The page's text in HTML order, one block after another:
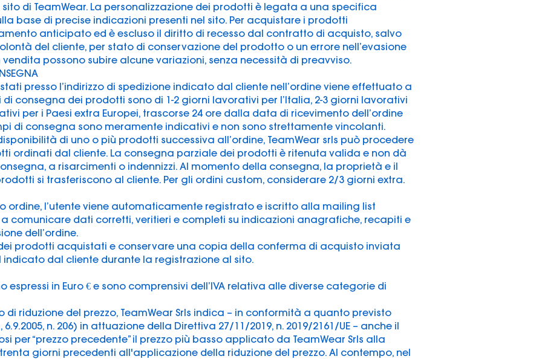
di TeamWear. La personalizzazione dei prodotti è legata a una specifica
base di precise indicazioni presenti nel sito. Per acquistare i prodotti
anticipato ed è escluso il diritto di recesso dal contratto di acquisto, salvo
del cliente, per stato di conservazione del prodotto o un errore nell’evasione
vendita possono subire alcune variazioni, senza necessità di preavviso.
presso l’indirizzo di spedizione indicato dal cliente nell’ordine viene effettuato a
di consegna dei prodotti sono di 1-2 giorni lavorativi per l’Italia, 2-3 giorni lavorativi
per i Paesi extra Europei, trascorse 24 ore dalla data di ricevimento dell’ordine
di consegna sono meramente indicativi e non sono strettamente vincolanti.
di uno o più prodotti successiva all’ordine, TeamWear srls può procedere
ordinati dal cliente. La consegna parziale dei prodotti è ritenuta valida e non dà
a risarcimenti o indennizzi. Al momento della consegna, la proprietà e il
si trasferiscono al cliente. Per gli ordini custom, considerare 2/3 giorni extra.
ordine, l’utente viene automaticamente registrato e iscritto alla mailing list
a comunicare dati corretti, veritieri e completi su indicazioni anagrafiche, recapiti e
dell’ordine.
prodotti acquistati e conservare una copia della conferma di acquisto inviata
indicato dal cliente durante la registrazione al sito.
espressi in Euro € e sono comprensivi dell’IVA relativa alle diverse categorie di
di riduzione del prezzo, TeamWear Srls indica – in conformità a quanto previsto
n. 206) in attuazione della Direttiva 27/11/2019, n. 2019/2161/UE – anche il
per “prezzo precedente” il prezzo più basso applicato da TeamWear Srls alla
giorni precedenti all'applicazione della riduzione del prezzo. Al contempo, nel